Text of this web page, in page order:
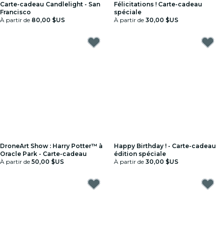
Carte-cadeau Candlelight - San
Francisco
À partir de 80,00 $US
Félicitations ! Carte-cadeau
spéciale
À partir de 30,00 $US
DroneArt Show : Harry Potter™ à
Oracle Park - Carte-cadeau
À partir de 50,00 $US
Happy Birthday ! - Carte-cadeau
édition spéciale
À partir de 30,00 $US